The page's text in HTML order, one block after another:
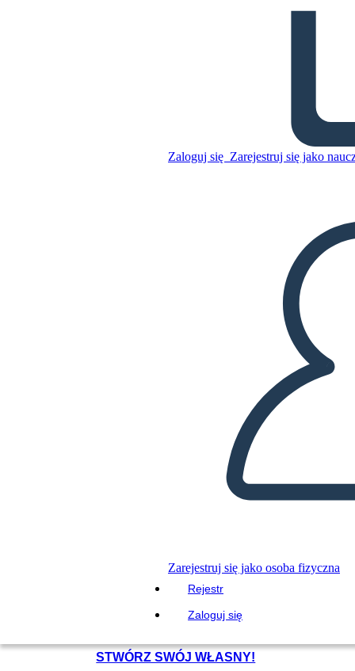
Zaloguj się Zarejestruj się jako
Zarejestruj się jako osoba fizyczna
Rejestr
Zaloguj się
STWÓRZ SCENORYS
STWÓRZ SWÓJ WŁASNY!